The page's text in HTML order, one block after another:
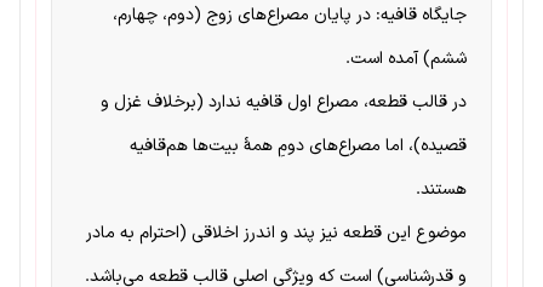
جایگاه قافیه: در پایان مصراع‌های زوج (دوم، چهارم،
ششم) آمده است.
در قالب قطعه، مصراع اول قافیه ندارد (برخلاف غزل و
قصیده)، اما مصراع‌های دومِ همهٔ بیت‌ها هم‌قافیه
هستند.
موضوع این قطعه نیز پند و اندرز اخلاقی (احترام به مادر
و قدرشناسی) است که ویژگی اصلی قالب قطعه می‌باشد.